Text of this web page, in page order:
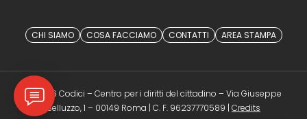
CHI SIAMO COSA FACCIAMO CONTATTI AREA STAMPA
© 2026 Codici – Centro per i diritti del cittadino – Via Giuseppe
Belluzzo, 1 – 00149 Roma | C. F. 96237770589 | Credits